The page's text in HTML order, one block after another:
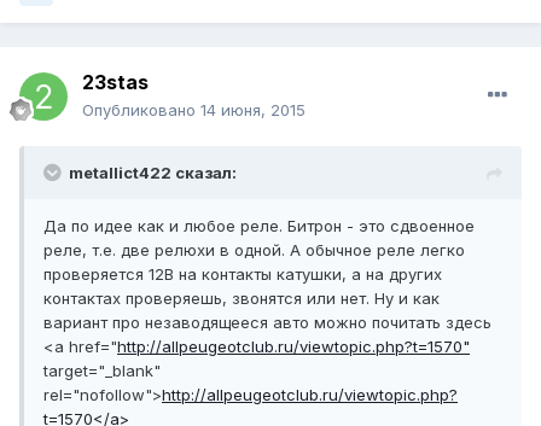
23stas
Опубликовано 14 июня, 2015
metallict422 сказал:
Да по идее как и любое реле. Битрон - это сдвоенное
реле, т.е. две релюхи в одной. А обычное реле легко
проверяется 12В на контакты катушки, а на других
контактах проверяешь, звонятся или нет. Ну и как
вариант про незаводящееся авто можно почитать здесь
<a href="http://allpeugeotclub.ru/viewtopic.php?t=1570"
target="_blank"
rel="nofollow">http://allpeugeotclub.ru/viewtopic.php?
t=1570</a>